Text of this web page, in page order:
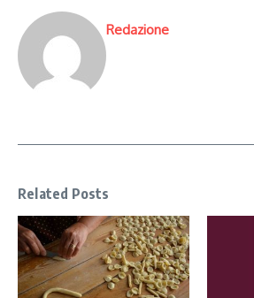
Redazione
Related Posts